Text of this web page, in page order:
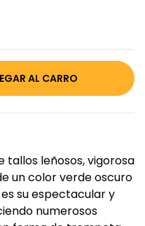
leñosos, vigorosa
un color verde oscuro
su espectacular y
numerosos